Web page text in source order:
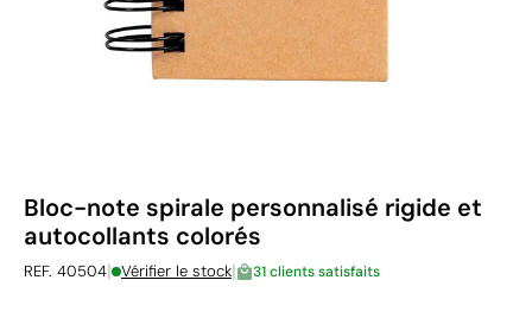
Bloc-note spirale personnalisé rigide et
autocollants colorés
REF. 40504| Vérifier le stock| 31 clients satisfaits